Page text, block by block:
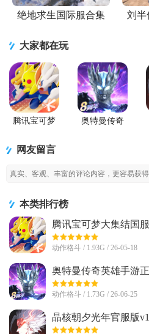
绝地求生国际服合集 刘半
大家都在玩
腾讯宝可梦
奥特曼传奇
网友留言
本类排行榜
腾讯宝可梦大集结国
卓手机版
动作格斗 / 1.93G / 26-05-18
奥特曼传奇英雄手游
最新版
动作格斗 / 1.73G / 26-06-25
晶核朝夕光年官服版
版